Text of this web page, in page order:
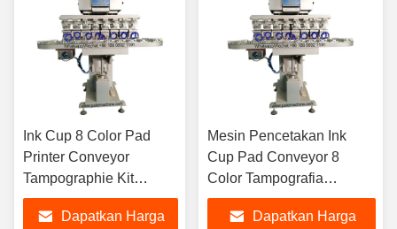
Ink Cup 8 Color Pad
Printer Conveyor
Tampographie Kit
Clipper Otomatis
Dipakai Mesin Pencetak
Dapatkan Harga
Mesin Pencetakan Ink
Cup Pad Conveyor 8
Color Tampografia
Maquina Blade Pad
Printer Untuk Silicon
Dapatkan Harga